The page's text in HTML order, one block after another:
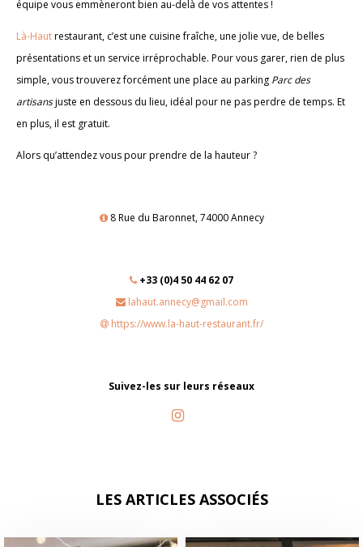
équipe vous emmèneront bien au-delà de vos attentes !
Là-Hautrestaurant, c’est une cuisine fraîche, une jolie vue, de belles
présentations et un service irréprochable. Pour vous garer, rien de plus
simple, vous trouverez forcément une place au parking Parc des
artisansjuste en dessous du lieu, idéal pour ne pas perdre de temps. Et
en plus, il est gratuit.
Alors qu’attendez vous pour prendre de la hauteur ?
8 Rue du Baronnet, 74000 Annecy
+33 (0)4 50 44 62 07
lahaut.annecy@gmail.com
https://www.la-haut-restaurant.fr/
Suivez-les sur leurs réseaux
LES ARTICLES ASSOCIÉS